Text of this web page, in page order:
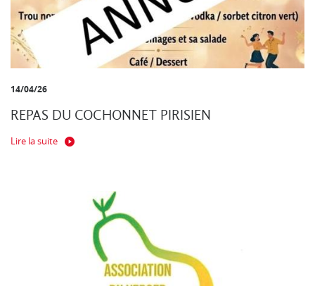
14/04/26
REPAS DU COCHONNET PIRISIEN
Lire la suite